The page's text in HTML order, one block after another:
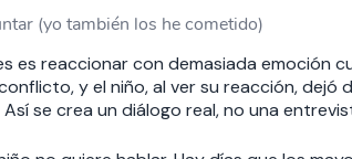
(yo también los he cometido)
es reaccionar con demasiada
y el niño, al ver su reacción,
se crea un diálogo real, no una